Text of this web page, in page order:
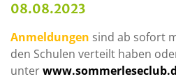
08.08.2023
Anmeldungen sind ab sofort
den Schulen verteilt haben
unter